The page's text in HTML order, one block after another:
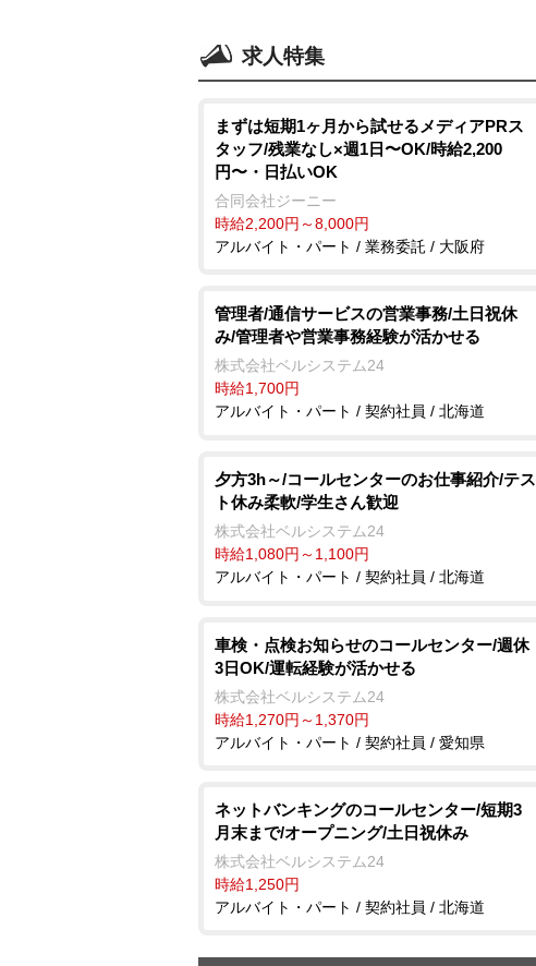
求人特集
まずは短期1ヶ月から試せるメディアPRス
タッフ/残業なし×週1日〜OK/時給2,200
円〜・日払いOK
合同会社ジーニー
時給2,200円～8,000円
アルバイト・パート / 業務委託 / 大阪府
管理者/通信サービスの営業事務/土日祝休
み/管理者や営業事務経験が活かせる
株式会社ベルシステム24
時給1,700円
アルバイト・パート / 契約社員 / 北海道
夕方3h～/コールセンターのお仕事紹介/テス
ト休み柔軟/学生さん歓迎
株式会社ベルシステム24
時給1,080円～1,100円
アルバイト・パート / 契約社員 / 北海道
車検・点検お知らせのコールセンター/週休
3日OK/運転経験が活かせる
株式会社ベルシステム24
時給1,270円～1,370円
アルバイト・パート / 契約社員 / 愛知県
ネットバンキングのコールセンター/短期3
月末まで/オープニング/土日祝休み
株式会社ベルシステム24
時給1,250円
アルバイト・パート / 契約社員 / 北海道